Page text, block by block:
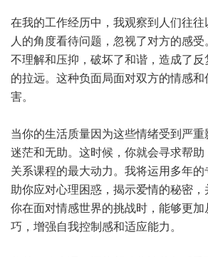
在我的工作经历中，我观察到人们往
人的角度看待问题，忽视了对方的感
不理解和压抑，破坏了和谐，造成了
的拉远。这种负面局面对双方的情感
害。
当你的生活质量因为这些情绪受到严重
迷茫和无助。这时候，你就会寻求帮
关系课程的最大动力。我将运用多年
助你应对心理困惑，揭示爱情的秘密
你在面对情感世界的挑战时，能够更
巧，增强自我控制感和适应能力。